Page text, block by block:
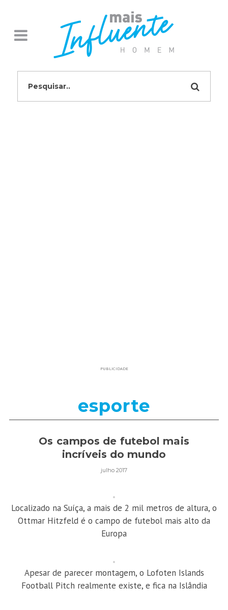
PUBLICIDADE
esporte
Os campos de futebol mais
incríveis do mundo
julho 2017
Localizado na Suíça, a mais de 2 mil metros de altura, o
Ottmar Hitzfeld é o campo de futebol mais alto da
Europa
Apesar de parecer montagem, o Lofoten Islands
Football Pitch realmente existe, e fica na Islândia